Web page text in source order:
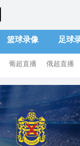
篮球录像 足球
葡超直播 俄超直播